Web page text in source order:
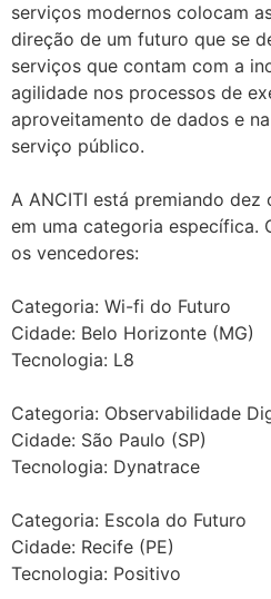
serviços modernos colocam
direção de um futuro que se
serviços que contam com a
agilidade nos processos de
aproveitamento de dados e
serviço público.
A ANCITI está premiando dez
em uma categoria específica.
os vencedores:
Categoria: Wi-fi do Futuro
Cidade: Belo Horizonte (MG)
Tecnologia: L8
Categoria: Observabilidade
Cidade: São Paulo (SP)
Tecnologia: Dynatrace
Categoria: Escola do Futuro
Cidade: Recife (PE)
Tecnologia: Positivo